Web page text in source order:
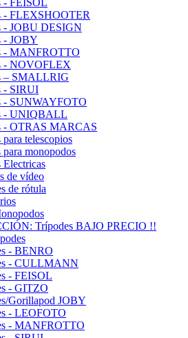
- FEISOL
- FLEXSHOOTER
- JOBU DESIGN
- JOBY
- MANFROTTO
- NOVOFLEX
– SMALLRIG
- SIRUI
- SUNWAYFOTO
- UNIQBALL
- OTRAS MARCAS
para telescopios
para monopodos
Electricas
de vídeo
de rótula
Trípodes BAJO PRECIO !!
- BENRO
- CULLMANN
- FEISOL
- GITZO
Gorillapod JOBY
- LEOFOTO
- MANFROTTO